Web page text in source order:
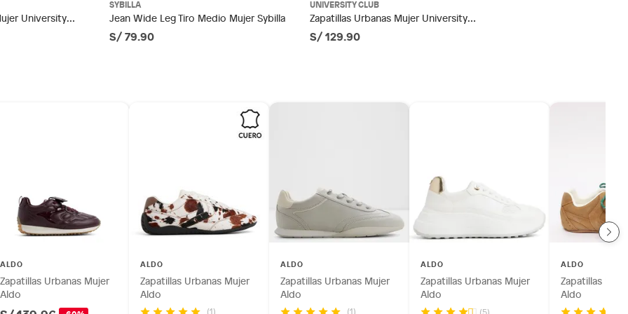
productos para asfalto.
tecnología, línea blanca, colchones, muebles,
University
SYBILLA
Jean Wide Leg Tiro Medio Mujer Sybilla
S/ 79.90
UNIVERSITY CLUB
Zapatillas Urbanas Mujer University
Club
S/ 129.90
ALDO
Zapatillas Urbanas Mujer
Aldo
ALDO
Zapatillas Urbanas Mujer
Aldo
(1)
ALDO
Zapatillas Urbanas Mujer
Aldo
(1)
ALDO
Zapatillas Urbanas Mujer
Aldo
(5)
ALDO
Zapatillas
Aldo